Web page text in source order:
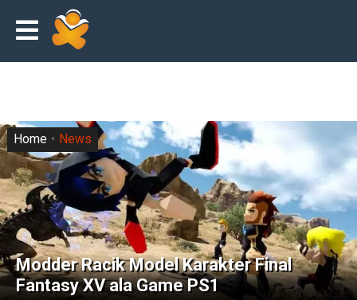
Modder Racik Model Karakter Final
Fantasy XV ala Game PS1
Home News